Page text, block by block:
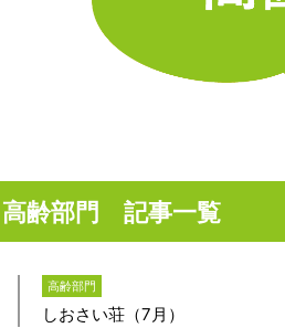
高齢部門 記事一覧
高齢部門
しおさい荘（7月）